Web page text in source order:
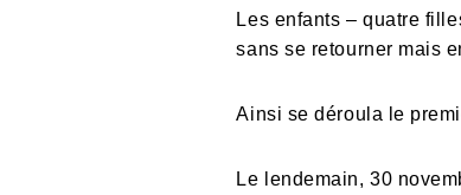
Les enfants – quatre
sans se retourner mais
Ainsi se déroula le
Le lendemain, 30